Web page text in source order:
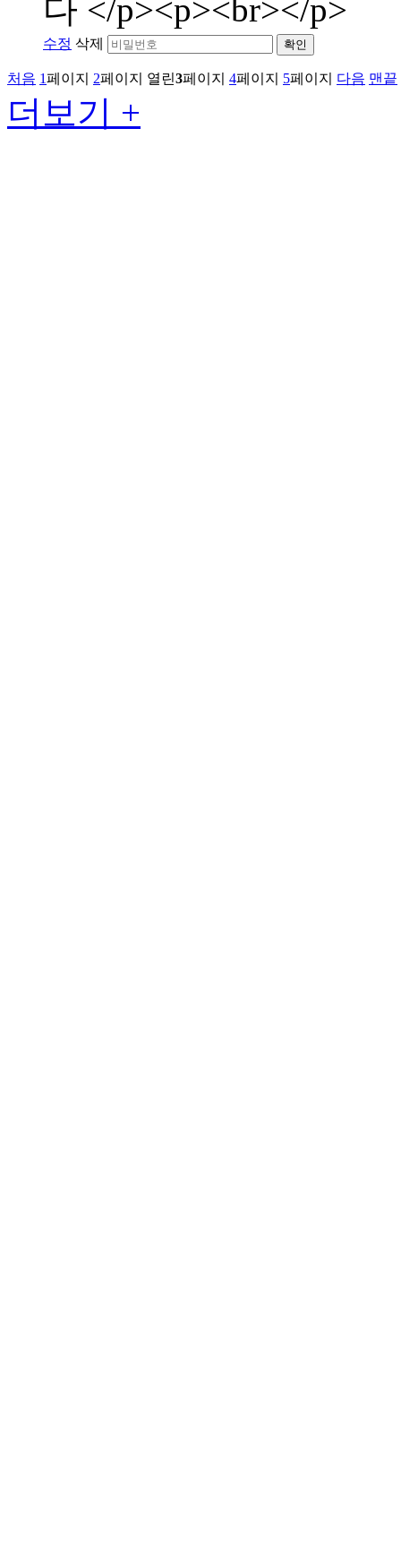
다 </p><p><br></p>
수정 삭제 확인
처음 1페이지 2페이지 열린3페이지 4페이지 5페이지 다음 맨끝
더보기 +